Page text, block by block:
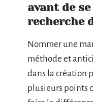
avant de
recherche
Nommer une
méthode et
dans la création
plusieurs points